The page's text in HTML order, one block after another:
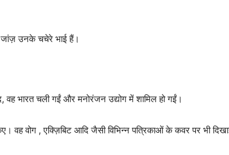
जांज़ उनके चचेरे भाई हैं।
भारत चली गईं और मनोरंजन उद्योग में शामिल हो गईं।
वोग , एक्ज़िबिट आदि जैसी विभिन्न पत्रिकाओं के कवर पर भी